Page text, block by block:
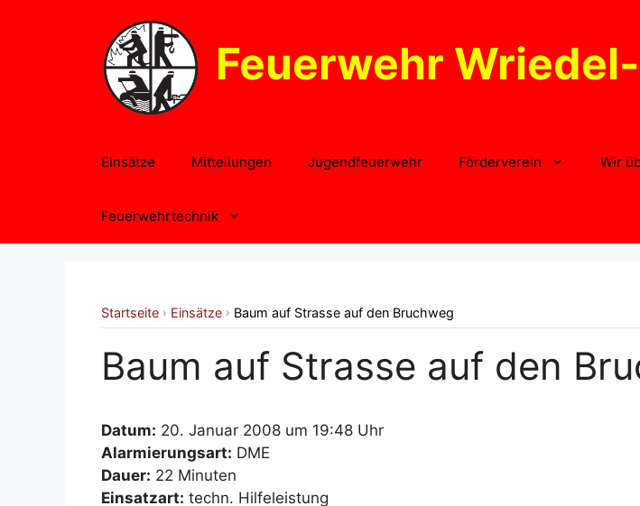
Feuerwehr
Einsätze Mitteilungen Jugendfeuerwehr Förderverein Wir
Feuerwehrtechnik
Startseite › Einsätze › Baum auf Strasse auf den Bruchweg
Baum auf Strasse auf den
Datum: 20. Januar 2008 um 19:48 Uhr
Alarmierungsart: DME
Dauer: 22 Minuten
Einsatzart: techn. Hilfeleistung